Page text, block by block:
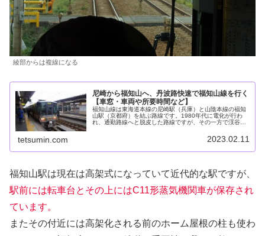
綾部からは複線になる
尼崎から福知山へ、丹波路快速で福知山線を行く
【車窓・車両や所要時間など】
福知山線は東海道本線の尼崎駅（兵庫）と山陰本線の福知
山駅（京都府）を結ぶ路線です。1980年代に電化が行わ
れ、通勤路線へと脱皮した路線ですが、その一方で渓谷美
tetsumin.com 2023.02.11
福知山駅は現在は高架式になっていて近代的な駅ですが、
駅前には転車台とその上にはC11形蒸気機関車が保存され
ています。
またその付近には高架化される前のホーム屋根の柱も使わ